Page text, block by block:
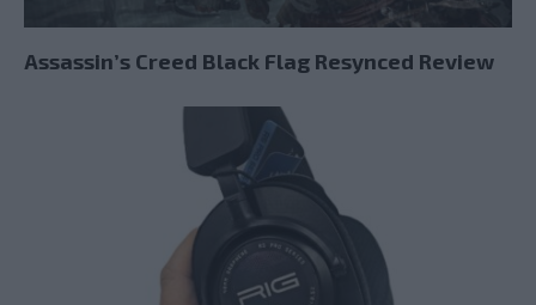
Assassin’s Creed Black Flag Resynced Review